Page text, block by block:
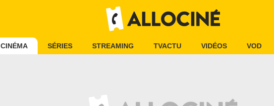
CINÉMA SÉRIES STREAMING TVACTU VIDÉOS VOD